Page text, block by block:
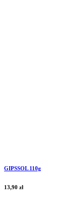
GIPSSOL 110g
13,90 zł